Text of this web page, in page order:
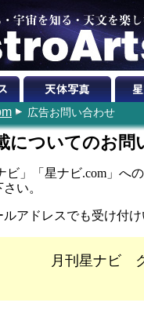
広告お問い合わせ
についてのお問
ビ」「星ナビ.com」へ
い。
ルアドレスでも受け付け
月刊星ナビ